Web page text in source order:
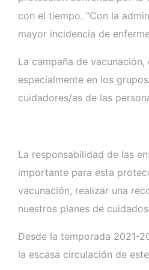
con el tiempo. “Con la
mayor incidencia de
La campaña de
especialmente en los
cuidadores/as de las
La responsabilidad de las
importante para esta
vacunación, realizar una
nuestros planes de
Desde la temporada 2021-
la escasa circulación de